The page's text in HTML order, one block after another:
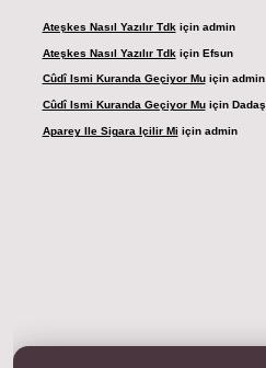
Ateşkes Nasıl Yazılır Tdk için admin
Ateşkes Nasıl Yazılır Tdk için Efsun
Cûdî Ismi Kuranda Geçiyor Muiçin admin
Cûdî Ismi Kuranda Geçiyor Muiçin Dadaş
Aparey Ile Sigara Içilir Mi için admin